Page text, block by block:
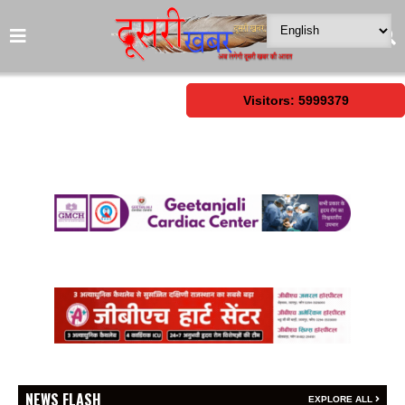
Visitors: 5999379
NEWS FLASH EXPLORE ALL